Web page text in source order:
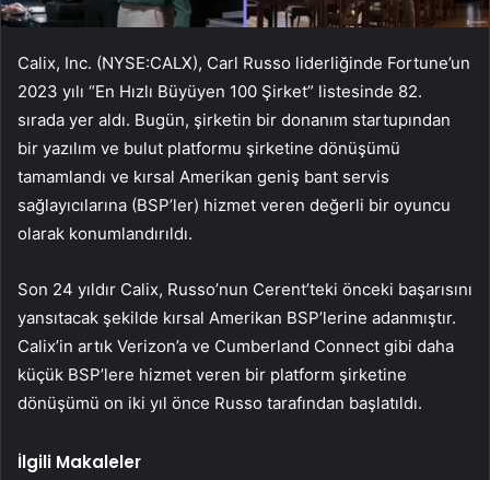
Calix, Inc. (NYSE:CALX), Carl Russo liderliğinde Fortune’un
2023 yılı “En Hızlı Büyüyen 100 Şirket” listesinde 82.
sırada yer aldı. Bugün, şirketin bir donanım startupından
bir yazılım ve bulut platformu şirketine dönüşümü
tamamlandı ve kırsal Amerikan geniş bant servis
sağlayıcılarına (BSP’ler) hizmet veren değerli bir oyuncu
olarak konumlandırıldı.
Son 24 yıldır Calix, Russo’nun Cerent’teki önceki başarısını
yansıtacak şekilde kırsal Amerikan BSP’lerine adanmıştır.
Calix’in artık Verizon’a ve Cumberland Connect gibi daha
küçük BSP’lere hizmet veren bir platform şirketine
dönüşümü on iki yıl önce Russo tarafından başlatıldı.
İlgili Makaleler